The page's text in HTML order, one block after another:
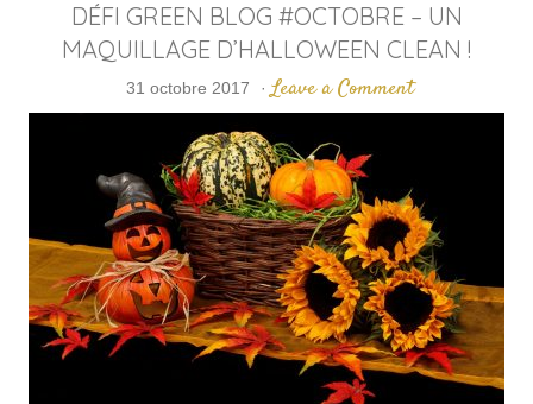
DÉFI GREEN BLOG #OCTOBRE – UN
MAQUILLAGE D’HALLOWEEN CLEAN !
31 octobre 2017 · Leave a Comment